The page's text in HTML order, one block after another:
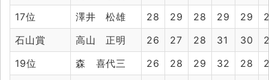
17位
澤井 松雄 28 29 28 29 29
石山賞
高山 正明 26 27 28 31 30
19位
森 喜代三 26 28 29 32 28